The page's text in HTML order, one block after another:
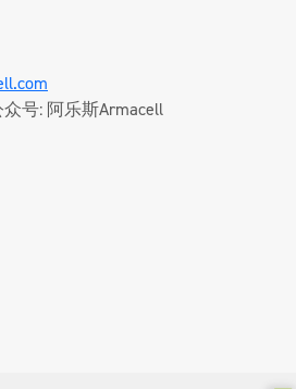
号: 阿乐斯Armacell